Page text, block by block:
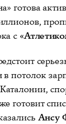
готова
с
в потолок
готовит
Ансу